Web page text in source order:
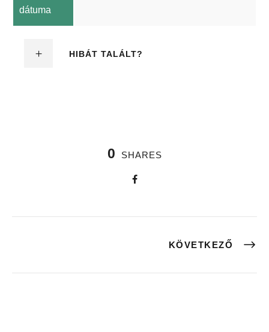
dátuma
HIBÁT TALÁLT?
0 SHARES
KÖVETKEZŐ